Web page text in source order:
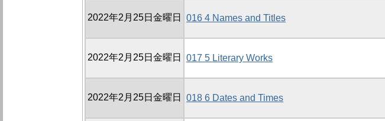
2022年2月25日金曜日 016 4 Names and Titles
2022年2月25日金曜日 017 5 Literary Works
2022年2月25日金曜日 018 6 Dates and Times